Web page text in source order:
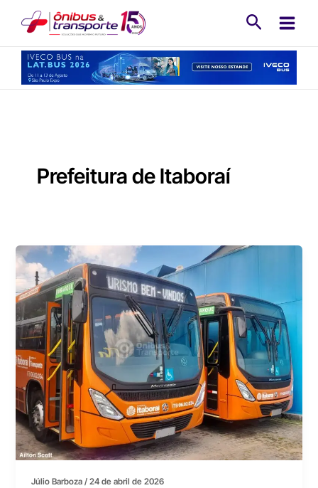
conteúdo
Prefeitura de Itaboraí
Júlio Barboza/24 de abril de 2026